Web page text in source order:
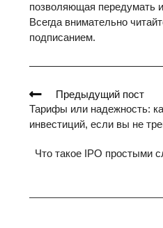
позволяющая передумать
Всегда внимательно
подписанием.
Read
articles
Предыдущий пост
Тарифы или надежность:
инвестиций, если вы не
Что такое IPO простыми